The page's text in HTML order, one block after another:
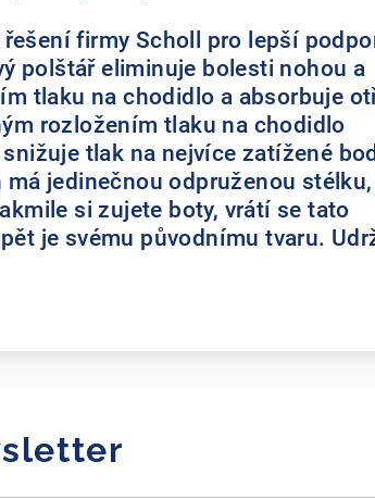
firmy Scholl pro lepší
polštář eliminuje bolesti nohou a
tlaku na chodidlo a absorbuje
rozložením tlaku na chodidlo
tlak na nejvíce zatížené
jedinečnou odpruženou stélku,
si zujete boty, vrátí se tato
je svému původnímu tvaru.